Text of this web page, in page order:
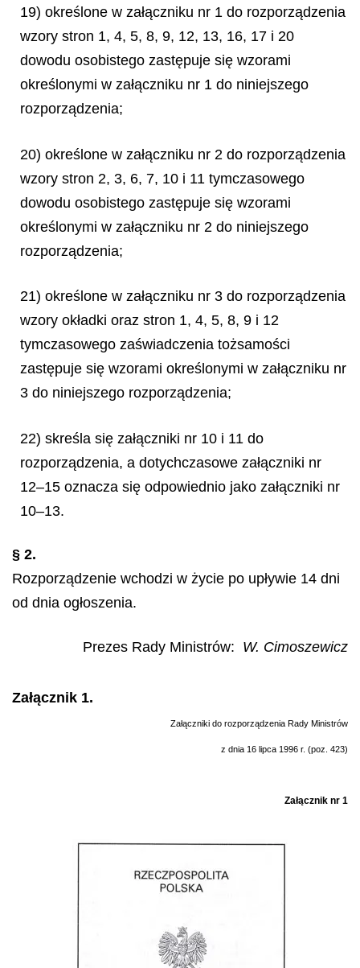
19) określone w załączniku nr 1 do rozporządzenia
wzory stron 1, 4, 5, 8, 9, 12, 13, 16, 17 i 20
dowodu osobistego zastępuje się wzorami
określonymi w załączniku nr 1 do niniejszego
rozporządzenia;
20) określone w załączniku nr 2 do rozporządzenia
wzory stron 2, 3, 6, 7, 10 i 11 tymczasowego
dowodu osobistego zastępuje się wzorami
określonymi w załączniku nr 2 do niniejszego
rozporządzenia;
21) określone w załączniku nr 3 do rozporządzenia
wzory okładki oraz stron 1, 4, 5, 8, 9 i 12
tymczasowego zaświadczenia tożsamości
zastępuje się wzorami określonymi w załączniku nr
3 do niniejszego rozporządzenia;
22) skreśla się załączniki nr 10 i 11 do
rozporządzenia, a dotychczasowe załączniki nr
12–15 oznacza się odpowiednio jako załączniki nr
10–13.
§ 2.
Rozporządzenie wchodzi w życie po upływie 14 dni
od dnia ogłoszenia.
Prezes Rady Ministrów: W. Cimoszewicz
Załącznik 1.
Załączniki do rozporządzenia Rady Ministrów
z dnia 16 lipca 1996 r. (poz. 423)
Załącznik nr 1